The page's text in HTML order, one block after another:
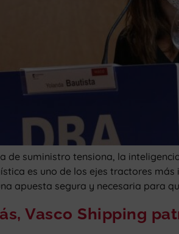
de suministro tensiona, la
es uno de los ejes tractores
apuesta segura y necesaria para
Vasco Shipping